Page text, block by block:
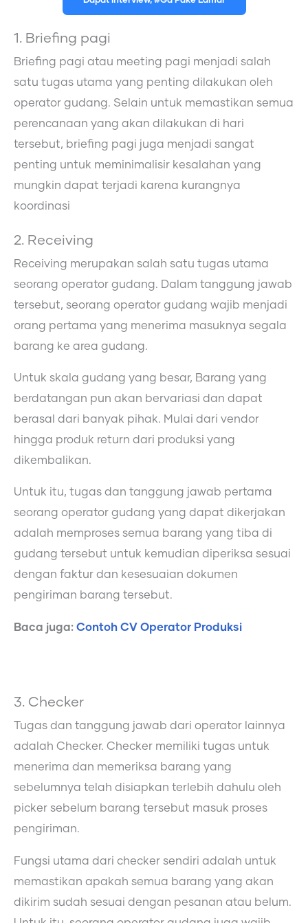
1. Briefing pagi
Briefing pagi atau meeting pagi menjadi salah
satu tugas utama yang penting dilakukan oleh
operator gudang. Selain untuk memastikan semua
perencanaan yang akan dilakukan di hari
tersebut, briefing pagi juga menjadi sangat
penting untuk meminimalisir kesalahan yang
mungkin dapat terjadi karena kurangnya
koordinasi
2. Receiving
Receiving merupakan salah satu tugas utama
seorang operator gudang. Dalam tanggung jawab
tersebut, seorang operator gudang wajib menjadi
orang pertama yang menerima masuknya segala
barang ke area gudang.
Untuk skala gudang yang besar, Barang yang
berdatangan pun akan bervariasi dan dapat
berasal dari banyak pihak. Mulai dari vendor
hingga produk return dari produksi yang
dikembalikan.
Untuk itu, tugas dan tanggung jawab pertama
seorang operator gudang yang dapat dikerjakan
adalah memproses semua barang yang tiba di
gudang tersebut untuk kemudian diperiksa sesuai
dengan faktur dan kesesuaian dokumen
pengiriman barang tersebut.
Baca juga: Contoh CV Operator Produksi
3. Checker
Tugas dan tanggung jawab dari operator lainnya
adalah Checker. Checker memiliki tugas untuk
menerima dan memeriksa barang yang
sebelumnya telah disiapkan terlebih dahulu oleh
picker sebelum barang tersebut masuk proses
pengiriman.
Fungsi utama dari checker sendiri adalah untuk
memastikan apakah semua barang yang akan
dikirim sudah sesuai dengan pesanan atau belum.